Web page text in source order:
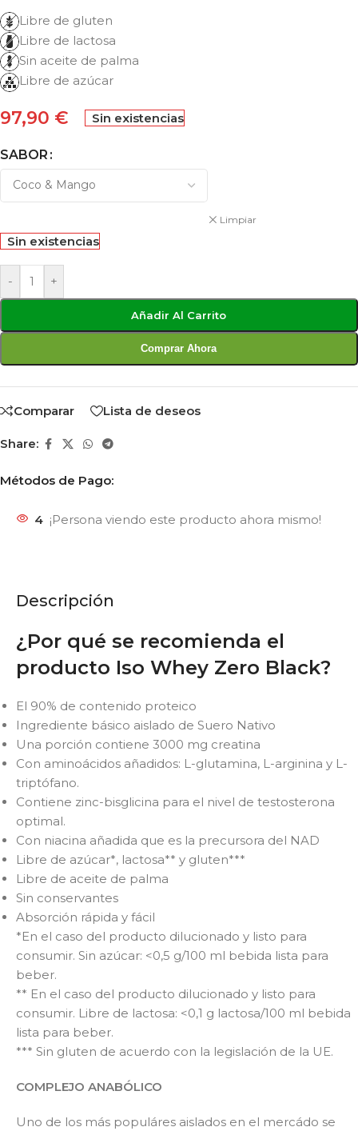
Libre de gluten
Libre de lactosa
Sin aceite de palma
Libre de azúcar
97,90 € Sin existencias
SABOR
Limpiar
Sin existencias
- +
Añadir Al Carrito
Comprar Ahora
Comparar Lista de deseos
Share:
Métodos de Pago:
4 ¡Persona viendo este producto ahora mismo!
Descripción
¿ Por qué se recomienda el
producto Iso Whey Zero Black?
El 90% de contenido proteico
Ingrediente básico aislado de Suero Nativo
Una porción contiene 3000 mg creatina
Con aminoácidos añadidos: L-glutamina, L-arginina y L-
triptófano.
Contiene zinc-bisglicina para el nivel de testosterona
optimal.
Con niacina añadida que es la precursora del NAD
Libre de azúcar*, lactosa** y gluten***
Libre de aceite de palma
Sin conservantes
Absorción rápida y fácil
*En el caso del producto dilucionado y listo para
consumir. Sin azúcar: <0,5 g/100 ml bebida lista para
beber.
** En el caso del producto dilucionado y listo para
consumir. Libre de lactosa: <0,1 g lactosa/100 ml bebida
lista para beber.
*** Sin gluten de acuerdo con la legislación de la UE.
COMPLEJO ANABÓLICO
Uno de los más populáres aislados en el mercádo se